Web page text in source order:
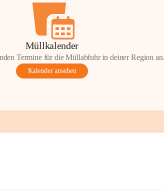
Müllkalender
Termine für die Müllabfuhr in deiner Region
Kalender ansehen